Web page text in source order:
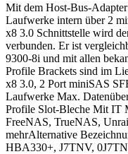
Mit dem Host-Bus-
Laufwerke intern über 2
x8 3.0 Schnittstelle wird
verbunden. Er ist
9300-8i und mit allen
Profile Brackets sind im
x8 3.0, 2 Port miniSAS
Laufwerke Max.
Profile Slot-Bleche Mit IT
FreeNAS, TrueNAS,
mehrAlternative
HBA330+, J7TNV,